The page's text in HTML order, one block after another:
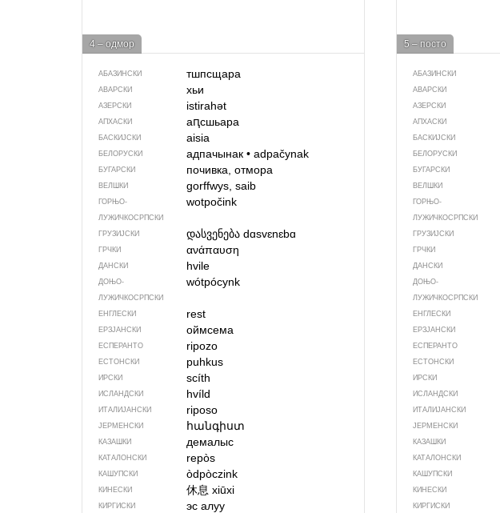
4 – одмор
АБАЗИНСКИ тшпсщара
АВАРСКИ хьи
АЗЕРСКИ istirahət
АПХАСКИ аԥсшьара
БАСКИЈСКИ aisia
БЕЛОРУСКИ адпачынак •adpačynak
БУГАРСКИ почивка, отмора
ВЕЛШКИ gorffwys, saib
ГОРЊО­
ЛУЖИЧКОСРПСКИ
wotpočink
ГРУЗИЈСКИ დასვენება dɑsvɛnɛbɑ
ГРЧКИ ανάπαυση
ДАНСКИ hvile
ДОЊО­
ЛУЖИЧКОСРПСКИ
wótpócynk
ЕНГЛЕСКИ rest
ЕРЗЈАНСКИ оймсема
ЕСПЕРАНТО ripozo
ЕСТОНСКИ puhkus
ИРСКИ scíth
ИСЛАНДСКИ hvíld
ИТАЛИЈАНСКИ riposo
ЈЕРМЕНСКИ հանգիստ
КАЗАШКИ демалыс
КАТАЛОНСКИ repòs
КАШУПСКИ òdpòczink
КИНЕСКИ 休息 xiūxi
КИРГИСКИ эс алуу
5 – посто
АБАЗИНСКИ
АВАРСКИ
АЗЕРСКИ
АПХАСКИ
БАСКИЈСКИ
БЕЛОРУСКИ
БУГАРСКИ
ВЕЛШКИ
ГОРЊО­
ЛУЖИЧКОСРПСКИ
ГРУЗИЈСКИ
ГРЧКИ
ДАНСКИ
ДОЊО­
ЛУЖИЧКОСРПСКИ
ЕНГЛЕСКИ
ЕРЗЈАНСКИ
ЕСПЕРАНТО
ЕСТОНСКИ
ИРСКИ
ИСЛАНДСКИ
ИТАЛИЈАНСКИ
ЈЕРМЕНСКИ
КАЗАШКИ
КАТАЛОНСКИ
КАШУПСКИ
КИНЕСКИ
КИРГИСКИ